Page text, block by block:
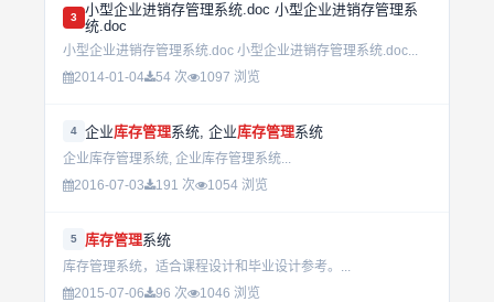
3
小型企业进销存管理系统.doc 小型企业进销存管理系
统.doc
小型企业进销存管理系统.doc 小型企业进销存管理系统.doc...
2014-01-04
54 次 1097 浏览
4 企业库存管理系统, 企业库存管理系统
企业库存管理系统, 企业库存管理系统...
2016-07-03
191 次 1054 浏览
5 库存管理系统
库存管理系统，适合课程设计和毕业设计参考。...
2015-07-06
96 次 1046 浏览